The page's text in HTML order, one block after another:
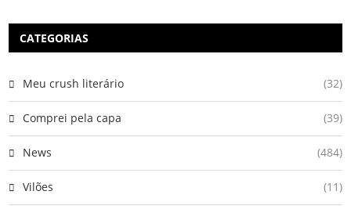
CATEGORIAS
Meu crush literário (32)
Comprei pela capa (39)
News (484)
Vilões (11)